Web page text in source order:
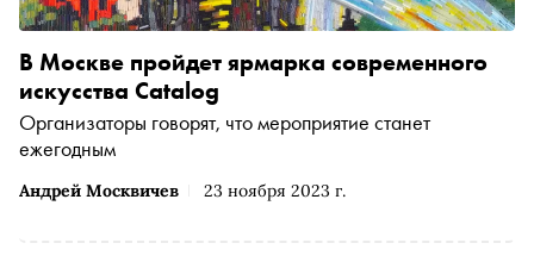
Андрей Москвичев 23 ноября 2023 г.
В Москве пройдет ярмарка современного
искусства Catalog
Организаторы говорят, что мероприятие станет
ежегодным